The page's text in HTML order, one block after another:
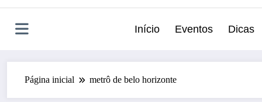
Início Eventos Dicas
Página inicial metrô de belo horizonte